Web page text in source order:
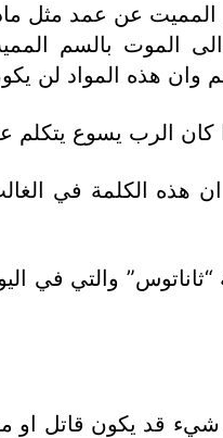
عن عمد مثل
الموت بالسم
وان هذه المواد لن
كان الرب يسوع يتكلم
ان هذه الكلمة في
والتي في
قد يكون قاتل او